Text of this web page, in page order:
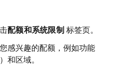
配额和系统限制 标签页。
感兴趣的配额，例如功能
和区域。